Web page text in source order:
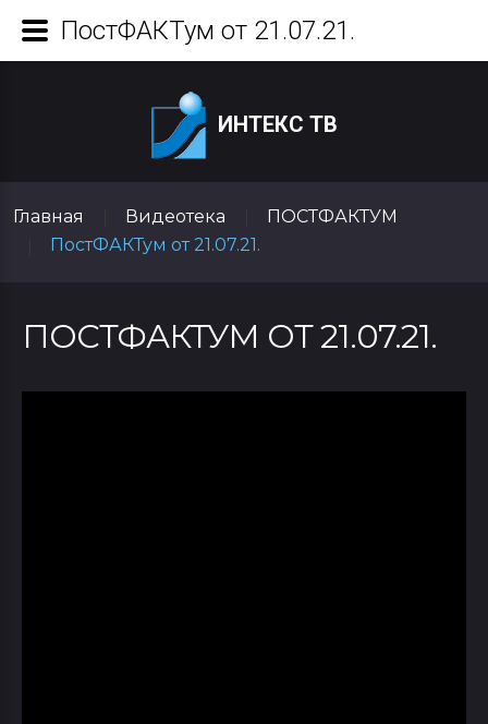
ИНТЕКС ТВ
Главная Видеотека
ПОСТФАКТУМ
ПостФАКТум от 21.07.21.
ПОСТФАКТУМ ОТ 21.07.21.
ПостФАКТум от 21.07.21.